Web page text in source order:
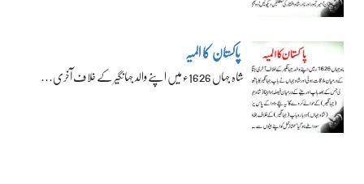
پاکستان کا المیہ
شاہ جہاں 1626ء میں اپنے والد جہانگیر کے خلاف آخری…